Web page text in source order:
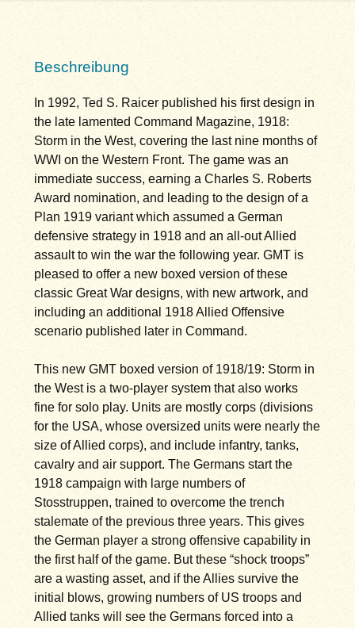
Beschreibung
In 1992, Ted S. Raicer published his first design in
the late lamented Command Magazine, 1918:
Storm in the West, covering the last nine months of
WWI on the Western Front. The game was an
immediate success, earning a Charles S. Roberts
Award nomination, and leading to the design of a
Plan 1919 variant which assumed a German
defensive strategy in 1918 and an all-out Allied
assault to win the war the following year. GMT is
pleased to offer a new boxed version of these
classic Great War designs, with new artwork, and
including an additional 1918 Allied Offensive
scenario published later in Command.
This new GMT boxed version of 1918/19: Storm in
the West is a two-player system that also works
fine for solo play. Units are mostly corps (divisions
for the USA, whose oversized units were nearly the
size of Allied corps), and include infantry, tanks,
cavalry and air support. The Germans start the
1918 campaign with large numbers of
Stosstruppen, trained to overcome the trench
stalemate of the previous three years. This gives
the German player a strong offensive capability in
the first half of the game. But these “shock troops”
are a wasting asset, and if the Allies survive the
initial blows, growing numbers of US troops and
Allied tanks will see the Germans forced into a